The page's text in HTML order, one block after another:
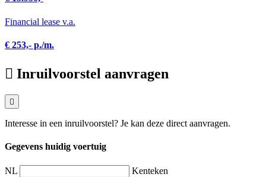
Financial lease v.a.
€ 253,- p./m.
Inruilvoorstel aanvragen
Interesse in een inruilvoorstel? Je kan deze direct aanvragen.
Gegevens huidig voertuig
NL
Kenteken